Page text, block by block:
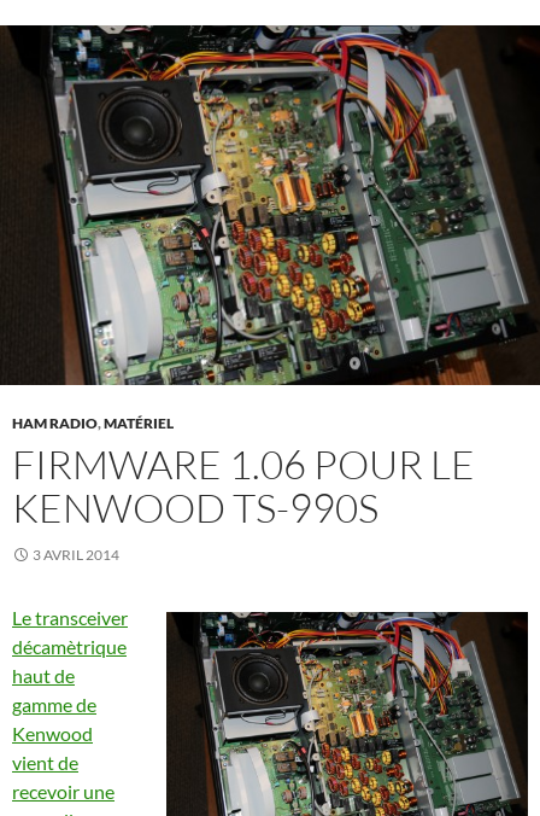
HAM RADIO,MATÉRIEL
FIRMWARE 1.06 POUR LE
KENWOOD TS-990S
3 AVRIL 2014
Le transceiver
décamètrique
haut de
gamme de
Kenwood
vient de
recevoir une